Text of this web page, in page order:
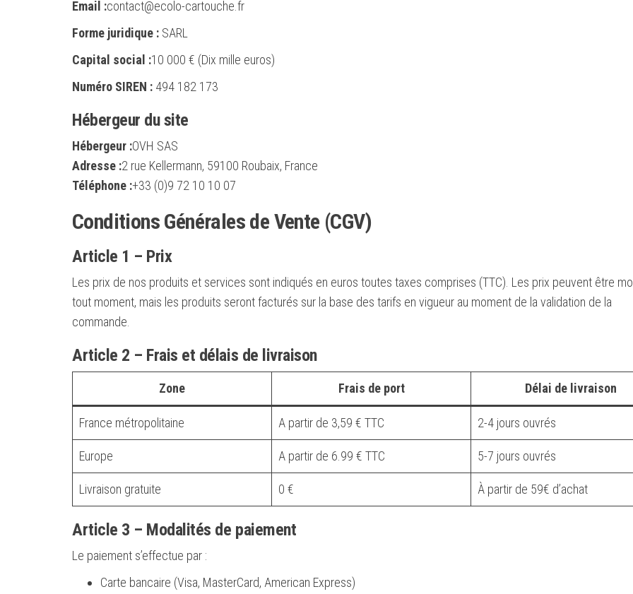
Email :contact@ecolo-cartouche.fr
Forme juridique : SARL
Capital social :10 000 € (Dix mille euros)
Numéro SIREN : 494 182 173
Hébergeur du site
Hébergeur :OVH SAS
Adresse :2 rue Kellermann, 59100 Roubaix, France
Téléphone :+33 (0)9 72 10 10 07
Conditions Générales de Vente (CGV)
Article 1 – Prix
Les prix de nos produits et services sont indiqués en euros toutes taxes comprises (TTC). Les prix peuvent être
tout moment, mais les produits seront facturés sur la base des tarifs en vigueur au moment de la validation de la
commande.
Article 2 – Frais et délais de livraison
Zone Frais de port Délai de livraison
France métropolitaine A partir de 3,59 € TTC 2-4 jours ouvrés
Europe A partir de 6.99 € TTC 5-7 jours ouvrés
Livraison gratuite 0 € À partir de 59€ d’achat
Article 3 – Modalités de paiement
Le paiement s’effectue par :
Carte bancaire (Visa, MasterCard, American Express)